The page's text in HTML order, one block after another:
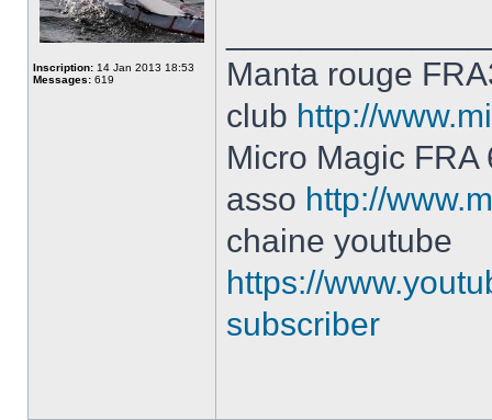
Inscription: 14 Jan 2013 18:53
Messages: 619
Manta rouge
club http://
Micro Magic FRA
asso http://
chaine youtube
https://
subscriber